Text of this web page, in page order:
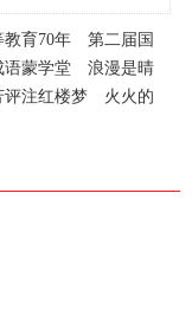
育70年
第二届国
语蒙学堂
浪漫是晴
评注红楼梦
火火的